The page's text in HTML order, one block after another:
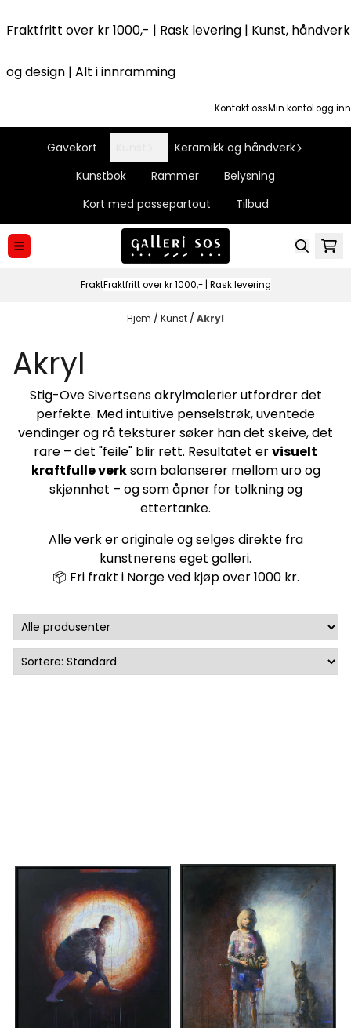
Fraktfritt over kr 1000,- | Rask levering | Kunst, håndverk
og design | Alt i innramming
Kontakt ossMin kontoLogg inn
Gavekort
Keramikk og håndverk
Kunstbok
Rammer
Belysning
Kort med passepartout
Tilbud
FraktFraktfritt over kr 1000,- | Rask levering
Hjem / Kunst / Akryl
Akryl
Stig-Ove Sivertsens akrylmalerier utfordrer det
perfekte. Med intuitive penselstrøk, uventede
vendinger og rå teksturer søker han det skeive, det
rare – det "feile" blir rett. Resultatet ervisuelt
kraftfulle verksom balanserer mellom uro og
skjønnhet – og som åpner for tolkning og
ettertanke.
Alle verk er originale og selges direkte fra
kunstnerens eget galleri.
📦 Fri frakt i Norge ved kjøp over 1000 kr.